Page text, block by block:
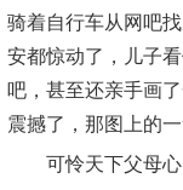
骑着自行车从网吧
安都惊动了，儿子
吧，甚至还亲手画
震撼了，那图上的
可怜天下父母心